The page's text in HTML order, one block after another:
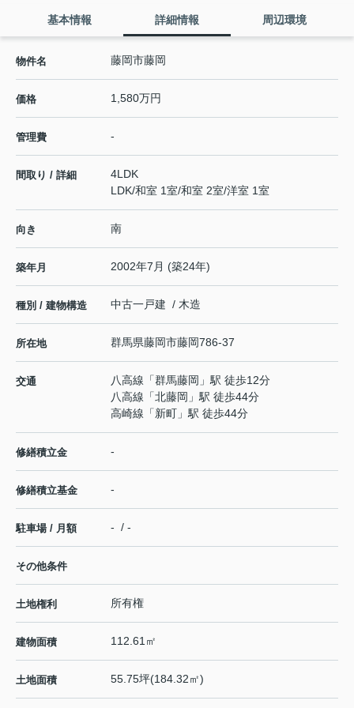
基本情報 詳細情報 周辺環境
物件名 藤岡市藤岡
価格 1,580万円
管理費 -
間取り / 詳細
4LDK
LDK/和室 1室/和室 2室/洋室 1室
向き 南
築年月 2002年7月 (築24年)
種別 / 建物構造 中古一戸建 / 木造
所在地 群馬県藤岡市藤岡786-37
交通 八高線 「群馬藤岡 」駅 徒歩12分
八高線 「北藤岡 」駅 徒歩44分
高崎線 「新町 」駅 徒歩44分
修繕積立金 -
修繕積立基金 -
駐車場 / 月額 - / -
その他条件
土地権利 所有権
建物面積 112.61㎡
土地面積 55.75坪(184.32㎡)